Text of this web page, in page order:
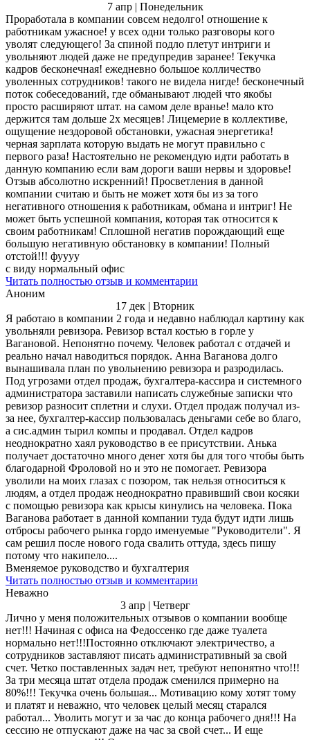
7 апр | Понедельник
Проработала в компании совсем недолго! отношение к
работникам ужасное! у всех одни только разговоры кого
уволят следующего! За спиной подло плетут интриги и
увольняют людей даже не предупредив заранее! Текучка
кадров бесконечная! ежедневно большое колличество
уволенных сотрудников! такого не видела нигде! бесконечный
поток собеседований, где обманывают людей что якобы
просто расширяют штат. на самом деле вранье! мало кто
держится там дольше 2х месяцев! Лицемерие в коллективе,
ощущение нездоровой обстановки, ужасная энергетика!
черная зарплата которую выдать не могут правильно с
первого раза! Настоятельно не рекомендую идти работать в
данную компанию если вам дороги ваши нервы и здоровье!
Отзыв абсолютно искренний! Просветления в данной
компании считаю и быть не может хотя бы из за того
негативного отношения к работникам, обмана и интриг! Не
может быть успешной компания, которая так относится к
своим работникам! Сплошной негатив порождающий еще
большую негативную обстановку в компании! Полный
отстой!!! фуууу
с виду нормальный офис
Читать полностью отзыв и комментарии
Аноним
17 дек | Вторник
Я работаю в компании 2 года и недавно наблюдал картину как
увольняли ревизора. Ревизор встал костью в горле у
Вагановой. Непонятно почему. Человек работал с отдачей и
реально начал наводиться порядок. Анна Ваганова долго
вынашивала план по увольнению ревизора и разродилась.
Под угрозами отдел продаж, бухгалтера-кассира и системного
администратора заставили написать служебные записки что
ревизор разносит сплетни и слухи. Отдел продаж получал из-
за нее, бухгалтер-кассир пользовалась деньгами себе во благо,
а сис.админ тырил компы и продавал. Отдел кадров
неоднократно хаял руководство в ее присутствии. Анька
получает достаточно много денег хотя бы для того чтобы быть
благодарной Фроловой но и это не помогает. Ревизора
уволили на моих глазах с позором, так нельзя относиться к
людям, а отдел продаж неоднократно правивший свои косяки
с помощью ревизора как крысы кинулись на человека. Пока
Ваганова работает в данной компании туда будут идти лишь
отбросы рабочего рынка гордо именуемые "Руководители". Я
сам решил после нового года свалить оттуда, здесь пишу
потому что накипело....
Вменяемое руководство и бухгалтерия
Читать полностью отзыв и комментарии
Неважно
3 апр | Четверг
Лично у меня положительных отзывов о компании вообще
нет!!! Начиная с офиса на Федоссенко где даже туалета
нормально нет!!!Постоянно отключают электричество, а
сотрудников заставляют писать административный за свой
счет. Четко поставленных задач нет, требуют непонятно что!!!
За три месяца штат отдела продаж сменился примерно на
80%!!! Текучка очень большая... Мотивацию кому хотят тому
и платят и неважно, что человек целый месяц старался
работал... Уволить могут и за час до конца рабочего дня!!! На
сессию не отпускают даже на час за свой счет... И еще